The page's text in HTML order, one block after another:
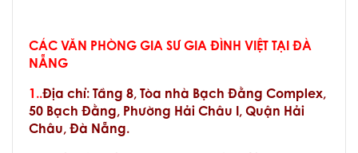
CÁC VĂN PHÒNG GIA SƯ GIA ĐÌNH VIỆT TẠI ĐÀ
NẴNG
1..Địa chỉ: Tầng 8, Tòa nhà Bạch Đằng Complex,
50 Bạch Đằng, Phường Hải Châu I, Quận Hải
Châu, Đà Nẵng.